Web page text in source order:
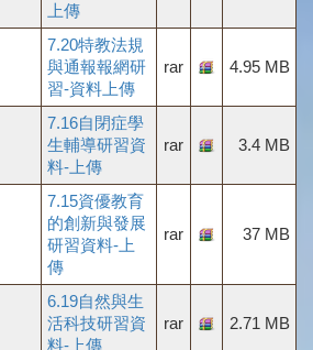
上傳
7.20特教法規
與通報報網研
習-資料上傳
rar 4.95 MB
7.16自閉症學
生輔導研習資
料-上傳
rar 3.4 MB
7.15資優教育
的創新與發展
研習資料-上
傳
rar 37 MB
6.19自然與生
活科技研習資
料-上傳
rar 2.71 MB